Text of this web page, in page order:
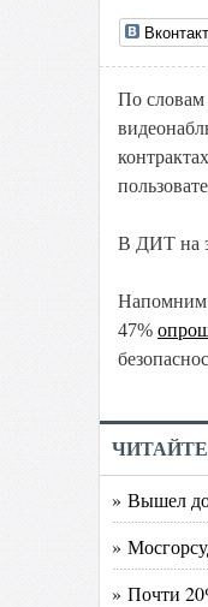
По словам
В ДИТ на
Напомним
47%
» Вышел
»
» Почти